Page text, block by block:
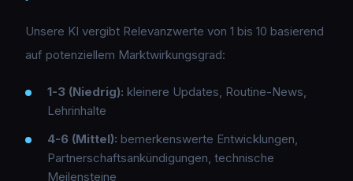
Unsere KI vergibt Relevanzwerte von 1 bis 10 basierend
auf potenziellem Marktwirkungsgrad:
1-3 (Niedrig): kleinere Updates, Routine-News,
Lehrinhalte
4-6 (Mittel): bemerkenswerte Entwicklungen,
Partnerschaftsankündigungen, technische
Meilensteine